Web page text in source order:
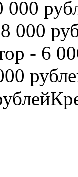
000
000
- 6